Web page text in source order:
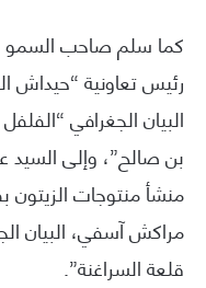
كما سلم صاحب السمو
رئيس تعاونية “حيداش
البيان الجغرافي
بن صالح”، وإلى
منشأ منتوجات الزيتون
مراكش آسفي، البيان
قلعة السراغنة”.